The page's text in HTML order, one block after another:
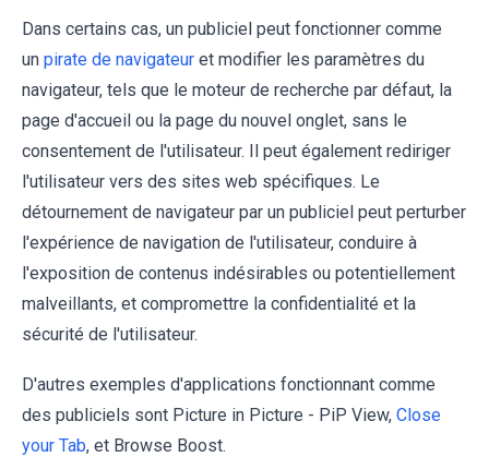
Dans certains cas, un publiciel peut fonctionner comme
un pirate de navigateur et modifier les paramètres du
navigateur, tels que le moteur de recherche par défaut, la
page d'accueil ou la page du nouvel onglet, sans le
consentement de l'utilisateur. Il peut également rediriger
l'utilisateur vers des sites web spécifiques. Le
détournement de navigateur par un publiciel peut perturber
l'expérience de navigation de l'utilisateur, conduire à
l'exposition de contenus indésirables ou potentiellement
malveillants, et compromettre la confidentialité et la
sécurité de l'utilisateur.
D'autres exemples d'applications fonctionnant comme
des publiciels sont Picture in Picture - PiP View, Close
your Tab, et Browse Boost.